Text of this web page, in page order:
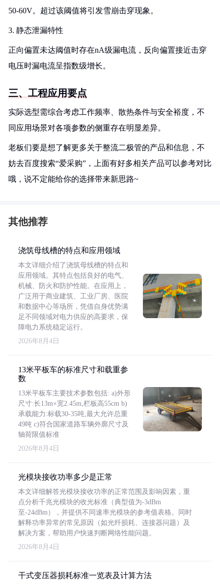
50-60V。超过该阈值将引发雪崩击穿现象。
3. 静态泄漏特性
正向偏置未达阈值时存在nA级漏电流，反向偏置接近击穿
电压时漏电流呈指数级增长。
三、工程应用要点
实际选型需综合考虑工作频率、散热条件与安全裕度，不
同应用场景对各项参数的侧重存在明显差异。
老板们要是想了解更多关于整流二极管的产品和信息，不
妨去百度搜索“爱采购”，上面有好多相关产品可以参考对比
哦，说不定能给你的选择带来新思路~
其他推荐
浇筑母线槽的特点和应用领域
本文详细介绍了浇筑母线槽的特点和
应用领域。其特点包括良好的电气、
机械、防火和防护性能。在应用上，
广泛用于商业建筑、工业厂房、医院
和数据中心等场所，凭借自身优势满
足不同领域对电力供应的高要求，保
障电力系统稳定运行。
2026年8月4日
13米平板车的标准尺寸和载重参
数
13米平板车主要技术参数包括: a)外形
尺寸:长13m×宽2.45m,栏板高55cm b)
承载能力:标载30-35吨,最大允许总重
49吨 c)符合国家道路车辆外廓尺寸及
轴荷限值标准
2026年8月4日
光模块接收功率多少是正常
本文详细解答光模块接收功率的正常范围及影响因素，重
点分析千兆光模块的收光标准（典型值为-3dBm
至-24dBm），并提供不同速率光模块的参考值表格。同时
解释功率异常的常见原因（如光纤损耗、连接器问题）及
解决方案，帮助用户快速判断网络性能问题。
2026年8月4日
干式变压器损耗标准一览表及计算方法